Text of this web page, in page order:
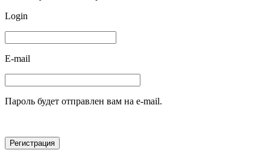
Login
E-mail
Пароль будет отправлен вам на e-mail.